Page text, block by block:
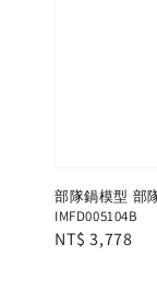
部隊鍋模型 部
IMFD005104B
Regular
NT$ 3,778